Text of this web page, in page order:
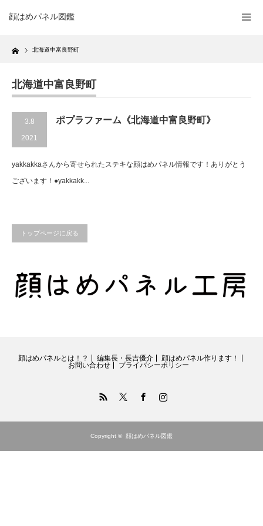
顔はめパネル図鑑
Home 北海道中富良野町
北海道中富良野町
3.8
2021
ポプラファーム《北海道中富良野町》
yakkakkaさんから寄せられたステキな顔はめパネル情報です！ありがとう
ございます！●yakkakk...
トップページに戻る
顔はめパネルとは！？ 編集長・長吉優介
顔はめパネル作ります！
お問い合わせ
プライバシーポリシー
FacebookInstagram
Copyright © 顔はめパネル図鑑